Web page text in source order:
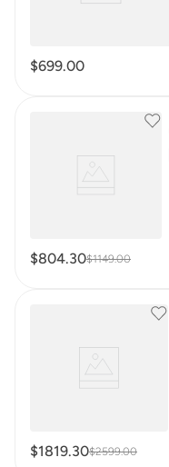
$699.00
$804.30$1149.00
$1819.30$2599.00